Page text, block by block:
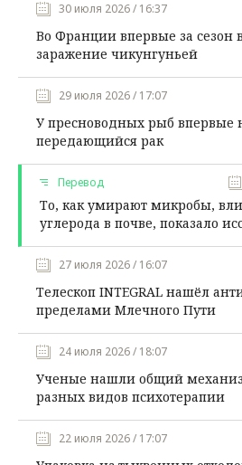
30 июля 2026 / 16:37
Во Франции впервые за сезон
заражение чикунгуньей
29 июля 2026 / 17:07
У пресноводных рыб впервые
передающийся рак
Перевод
То, как умирают микробы,
углерода в почве, показало
27 июля 2026 / 16:07
Телескоп INTEGRAL нашёл
пределами Млечного Пути
24 июля 2026 / 18:07
Ученые нашли общий
разных видов психотерапии
22 июля 2026 / 17:07